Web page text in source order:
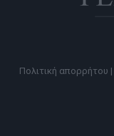
Πολιτική απορρήτου |